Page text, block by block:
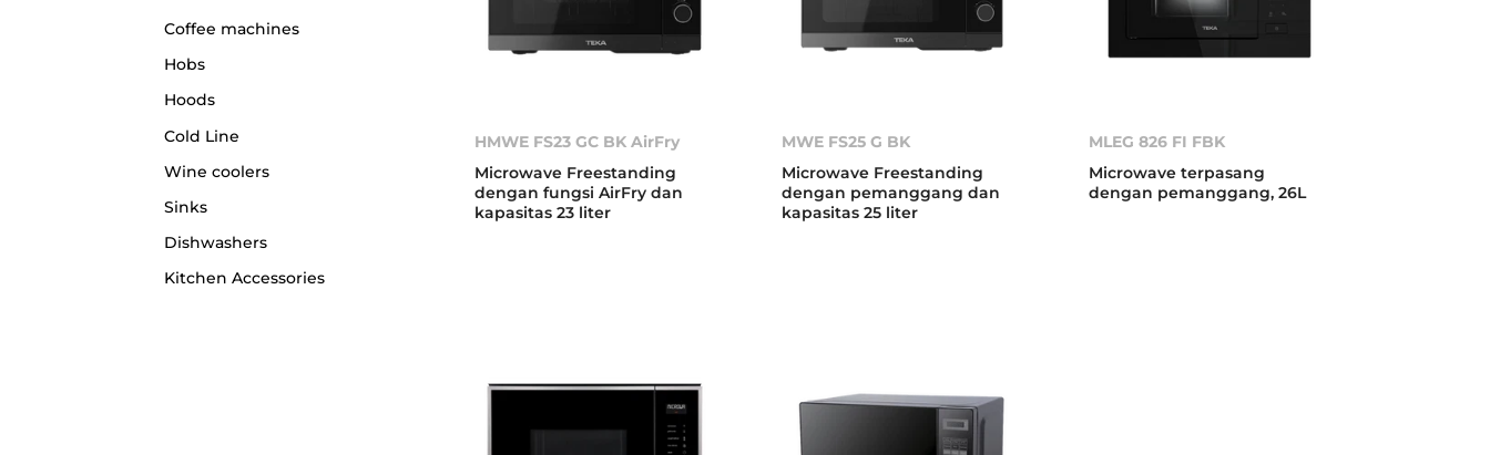
Coffee machines
Hobs
Hoods
Cold Line
Wine coolers
Sinks
Dishwashers
Kitchen Accessories
HMWE FS23 GC BK AirFry
Microwave Freestanding
dengan fungsi AirFry dan
kapasitas 23 liter
MWE FS25 G BK
Microwave Freestanding
dengan pemanggang dan
kapasitas 25 liter
MLEG 826 FI FBK
Microwave terpasang
dengan pemanggang, 26L